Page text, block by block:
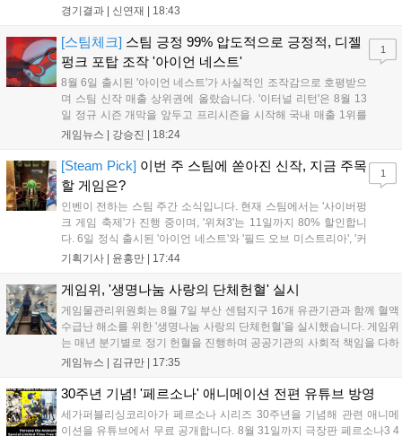
드 레전드 그룹, kt 롤스터와 젠지 e스포츠의 대결에서 젠지가 압
기억을 되찾기라도 한 듯 1,...
경기결과 | 신연재 18:43
[스팀체크] 스팀 긍정 99% 압도적으로 긍정적, 디젤
펑크 포탑 조작 '아이언 네스트'
8월 6일 출시된 '아이언 네스트'가 사실적인 조작감으로 호평받으
며 스팀 신작 매출 상위권에 올랐습니다. '이터널 리턴'은 8월 13
일 정규 시즌 개막을 앞두고 프리시즌을 시작해 국내 매출 1위를
기록했습니다. 25주년을 맞은 '고스트 리콘' 시리즈는 8월 6일 쇼
'마블 투혼: 파이팅 소울즈'와 레트로 수리 시뮬레이션 '리스토
리'도 스팀에 정식 출시되었습니다....
게임뉴스 | 강승진 18:24
1
[Steam Pick] 이번 주 스팀에 쏟아진 신작, 지금 주목
할 게임은?
인벤이 전하는 스팀 주간 소식입니다. 현재 스팀에서는 '사이버펑
크 게임 축제'가 진행 중이며, '위쳐3'는 11일까지 80% 할인합니
다. 6일 정식 출시된 '아이언 네스트'와 '필드 오브 미스트리아', '커
세어 코브'가 호평받고 있습니다. 한편, 7일 출시된 '마블 투혼'은
다. 유비소프트의 '고스트리콘: 와일드랜드'는 7년 만의 대규모 업
데이트 '라스트 라이츠'와 함께 95% 할인 중입니다....
기획기사 | 윤홍만 17:44
1
게임위, '생명나눔 사랑의 단체헌혈' 실시
게임물관리위원회는 8월 7일 부산 센텀지구 16개 유관기관과 함께 혈액
수급난 해소를 위한 '생명나눔 사랑의 단체헌혈'을 실시했습니다. 게임위
는 매년 분기별로 정기 헌혈을 진행하며 공공기관의 사회적 책임을 다하
고 있으며, 이번 행사에는 영화진흥위원회 등 14개 기관 임직원이 동참
따뜻한 실천에 참여한 모든 임직원에게 감사의 뜻을 전하며 헌혈 문화
확산에 앞장섰습니다....
게임뉴스 | 김규만 17:35
30주년 기념! '페르소나' 애니메이션 전편 유튜브 방영
세가퍼블리싱코리아가 페르소나 시리즈 30주년을 기념해 관련 애니메
이션을 유튜브에서 무료 공개합니다. 8월 31일까지 극장판 페르소나3 4